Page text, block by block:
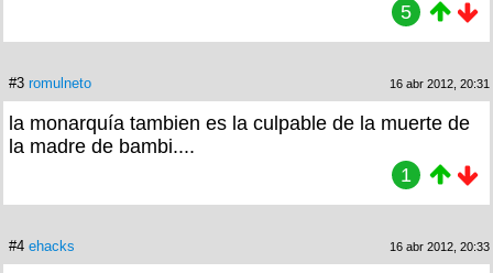
5
#3 romulneto 16 abr 2012, 20:31
la monarquía tambien es la culpable de la muerte de
la madre de bambi....
1
#4 ehacks 16 abr 2012, 20:33